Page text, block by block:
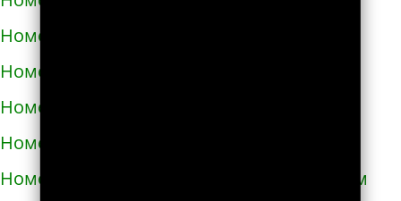
Номера телефонов такси в Орехове
Номера телефонов такси в Очакове
Номера телефонов такси в Павлограде
Номера телефонов такси в Первомайске
Номера телефонов такси в Первомайском